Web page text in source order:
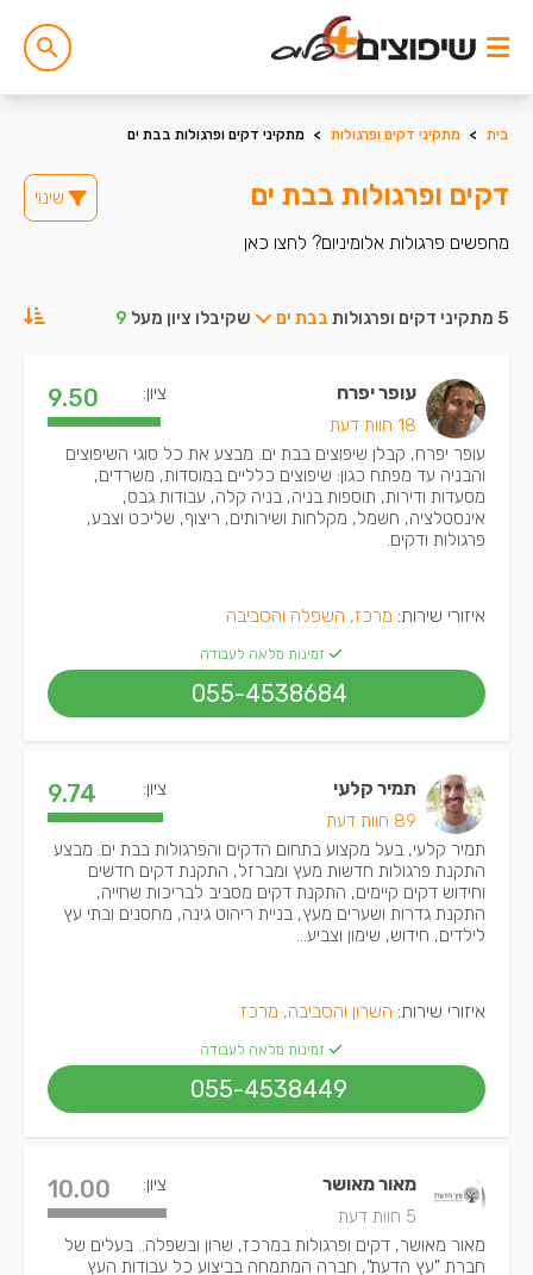
בית > מתקיני דקים ופרגולות > מתקיני דקים ופרגולות בבת ים
דקים ופרגולות בבת ים
מחפשים פרגולות אלומיניום? לחצו כאן
שינוי
5 מתקיני דקים ופרגולות בבת ים שקיבלו ציון מעל 9
עופר יפרח
18 חוות דעת
ציון: 9.50
עופר יפרח, קבלן שיפוצים בבת ים. מבצע את כל סוגי השיפוצים
והבניה עד מפתח כגון: שיפוצים כלליים במוסדות, משרדים,
מסעדות ודירות, תוספות בניה, בניה קלה, עבודות גבס,
אינסטלציה, חשמל, מקלחות ושירותים, ריצוף, שליכט וצבע,
פרגולות ודקים.
איזורי שירות: מרכז, השפלה והסביבה
זמינות מלאה לעבודה
055-4538684
תמיר קלעי
89 חוות דעת
ציון: 9.74
תמיר קלעי, בעל מקצוע בתחום הדקים והפרגולות בבת ים. מבצע
התקנת פרגולות חדשות מעץ ומברזל, התקנת דקים חדשים
וחידוש דקים קיימים, התקנת דקים מסביב לבריכות שחייה,
התקנת גדרות ושערים מעץ, בניית ריהוט גינה, מחסנים ובתי עץ
לילדים, חידוש, שימון וצביע...
איזורי שירות: השרון והסביבה, מרכז
זמינות מלאה לעבודה
055-4538449
מאור מאושר
5 חוות דעת
ציון: 10.00
מאור מאושר, דקים ופרגולות במרכז, שרון ובשפלה.. בעלים של
חברת "עץ הדעת", חברה המתמחה בביצוע כל עבודות העץ